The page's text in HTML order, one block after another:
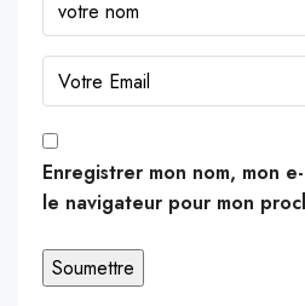
Enregistrer mon nom, mon
le navigateur pour mon